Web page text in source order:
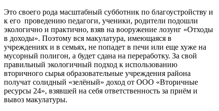
Это своего рода масштабный субботник по благоустройству и
к его проведению педагоги, ученики, родители подошли
экологично и практично, взяв на вооружение лозунг «Отходы
в доходы». Поэтому вся макулатура, имеющаяся в
учреждениях и в семьях, не попадет в печи или еще хуже на
мусорный полигон, а будет сдана на переработку. За свой
правильный экологичный подход к использованию
вторичного сырья образовательные учреждения района
получат солидный «зелёный» доход от ООО «Вторичные
ресурсы 24», взявшей на себя ответственность за приём и
вывоз макулатуры.